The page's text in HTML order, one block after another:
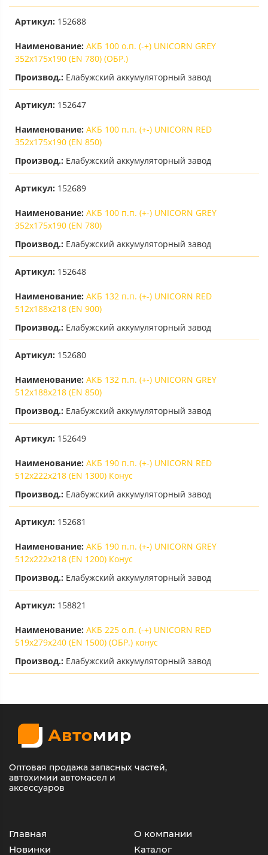
Артикул: 152688
Наименование: АКБ 100 о.п. (-+) UNICORN GREY
352х175х190 (EN 780) (ОБР.)
Производ.: Елабужский аккумуляторный завод
Артикул: 152647
Наименование: АКБ 100 п.п. (+-) UNICORN RED
352х175х190 (EN 850)
Производ.: Елабужский аккумуляторный завод
Артикул: 152689
Наименование: АКБ 100 п.п. (+-) UNICORN GREY
352х175х190 (EN 780)
Производ.: Елабужский аккумуляторный завод
Артикул: 152648
Наименование: АКБ 132 п.п. (+-) UNICORN RED
512х188х218 (EN 900)
Производ.: Елабужский аккумуляторный завод
Артикул: 152680
Наименование: АКБ 132 п.п. (+-) UNICORN GREY
512х188х218 (EN 850)
Производ.: Елабужский аккумуляторный завод
Артикул: 152649
Наименование: АКБ 190 п.п. (+-) UNICORN RED
512х222х218 (EN 1300) Конус
Производ.: Елабужский аккумуляторный завод
Артикул: 152681
Наименование: АКБ 190 п.п. (+-) UNICORN GREY
512х222х218 (EN 1200) Конус
Производ.: Елабужский аккумуляторный завод
Артикул: 158821
Наименование: АКБ 225 о.п. (-+) UNICORN RED
519х279х240 (EN 1500) (ОБР.) конус
Производ.: Елабужский аккумуляторный завод
Автомир
Оптовая продажа запасных частей,
автохимии автомасел и
аксессуаров
Главная
О компании
Новинки
Каталог